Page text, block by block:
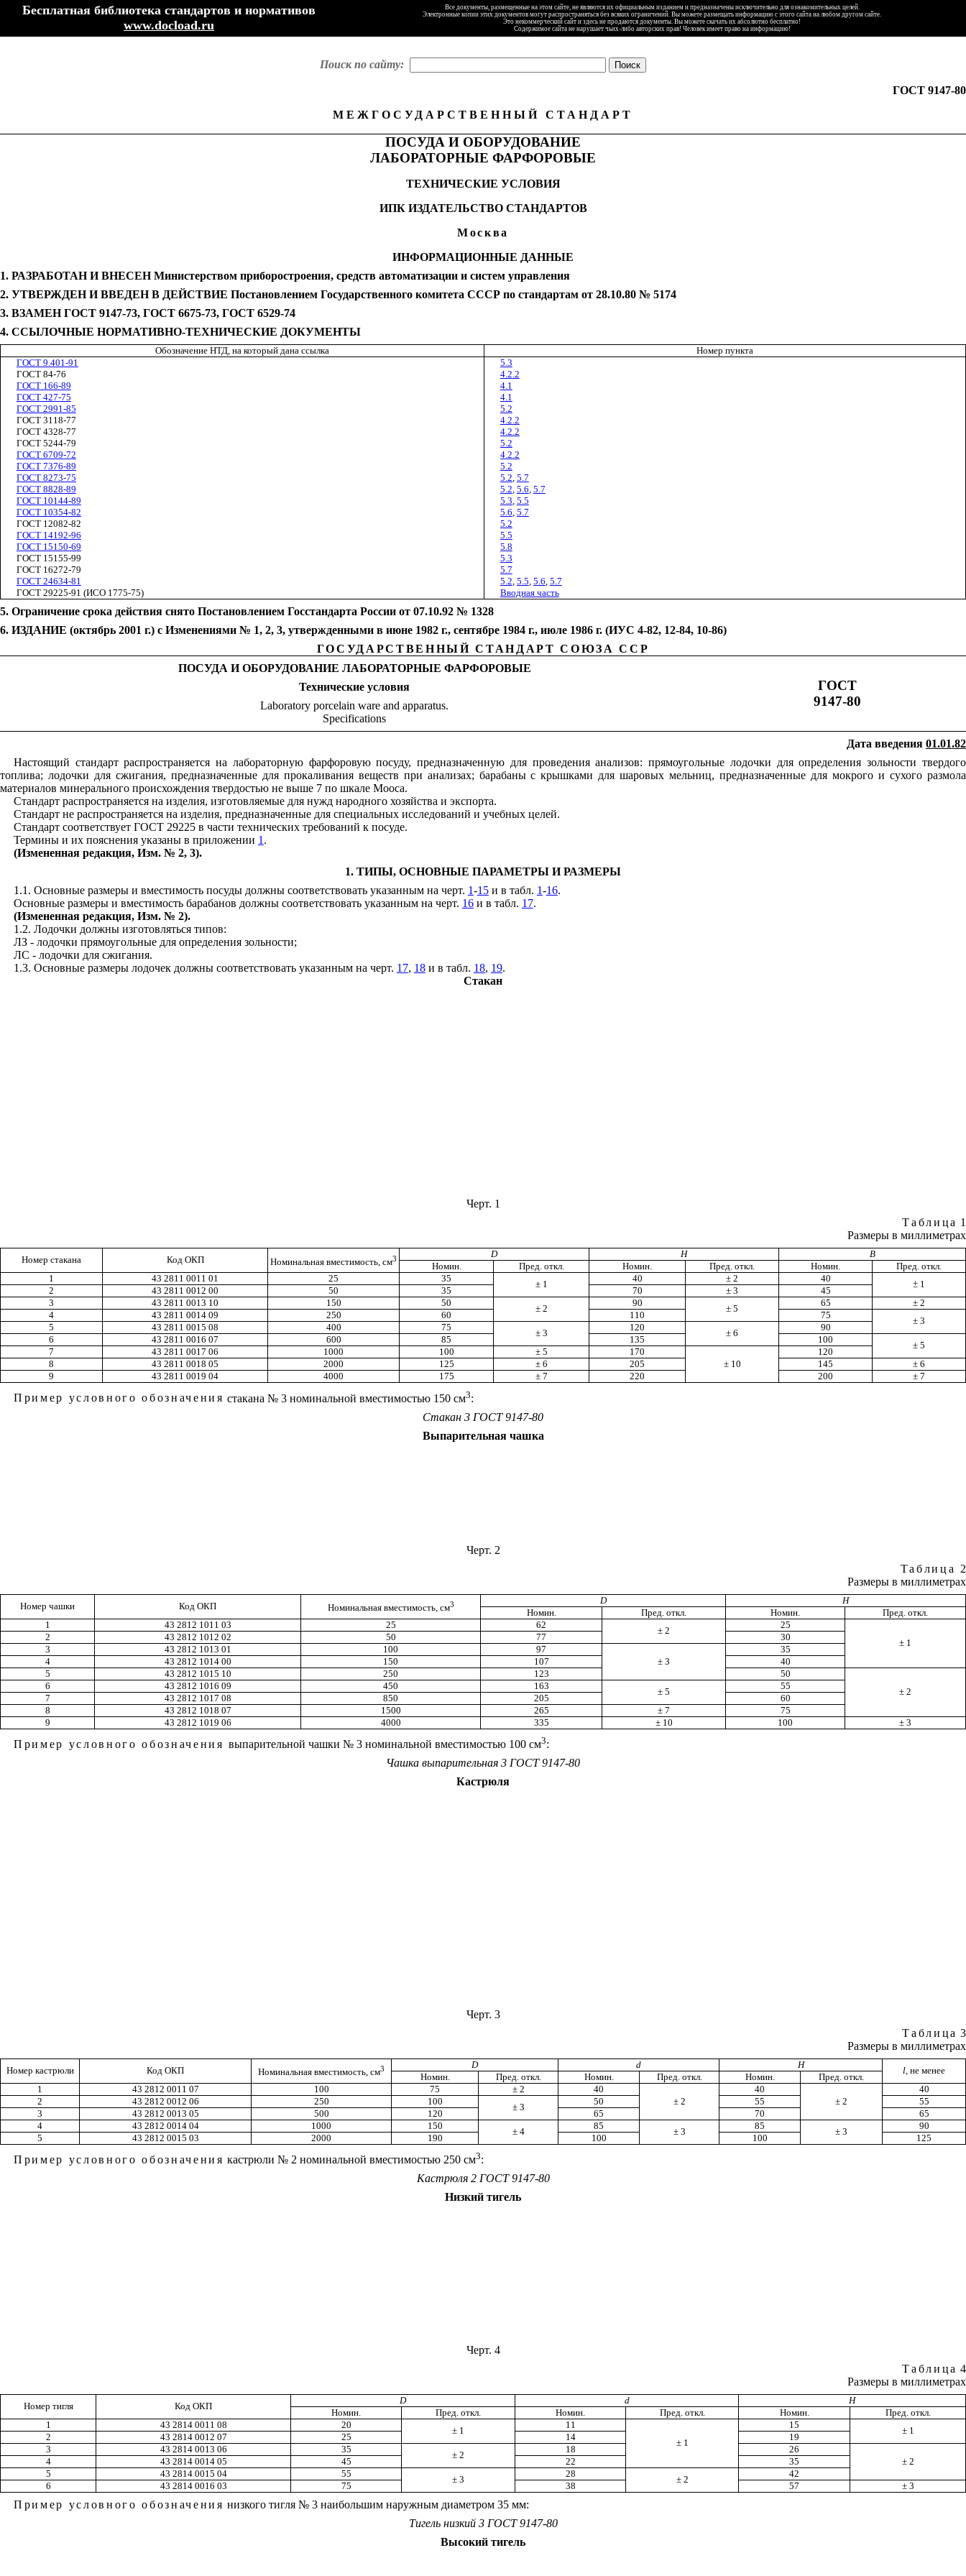
Бесплатная библиотека стандартов и нормативов
www.docload.ru
Все документы, размещенные на этом сайте, не являются их официальным изданием и предназначены исключительно для ознакомительных целей.
Электронные копии этих документов могут распространяться без всяких ограничений. Вы можете размещать информацию с этого сайта на любом другом сайте.
Это некоммерческий сайт и здесь не продаются документы. Вы можете скачать их абсолютно бесплатно!
Содержимое сайта не нарушает чьих-либо авторских прав! Человек имеет право на информацию!
Поиск по сайту:
ГОСТ 9147-80
МЕЖГОСУДАРСТВЕННЫЙ СТАНДАРТ
ПОСУДА И ОБОРУДОВАНИЕ
ЛАБОРАТОРНЫЕ ФАРФОРОВЫЕ
ТЕХНИЧЕСКИЕ УСЛОВИЯ
ИПК ИЗДАТЕЛЬСТВО СТАНДАРТОВ
Москва
ИНФОРМАЦИОННЫЕ ДАННЫЕ
1. РАЗРАБОТАН И ВНЕСЕН Министерством приборостроения, средств автоматизации и систем управления
2. УТВЕРЖДЕН И ВВЕДЕН В ДЕЙСТВИЕ Постановлением Государственного комитета СССР по стандартам от 28.10.80 № 5174
3. ВЗАМЕН ГОСТ 9147-73, ГОСТ 6675-73, ГОСТ 6529-74
4. ССЫЛОЧНЫЕ НОРМАТИВНО-ТЕХНИЧЕСКИЕ ДОКУМЕНТЫ
Обозначение НТД, на который дана ссылка
Номер пункта
ГОСТ 9.401-91
5.3
ГОСТ 84-76
4.2.2
ГОСТ 166-89
4.1
ГОСТ 427-75
4.1
ГОСТ 2991-85
5.2
ГОСТ 3118-77
4.2.2
ГОСТ 4328-77
4.2.2
ГОСТ 5244-79
5.2
ГОСТ 6709-72
4.2.2
ГОСТ 7376-89
5.2
ГОСТ 8273-75
5.2, 5.7
ГОСТ 8828-89
5.2, 5.6, 5.7
ГОСТ 10144-89
5.3, 5.5
ГОСТ 10354-82
5.6, 5.7
ГОСТ 12082-82
5.2
ГОСТ 14192-96
5.5
ГОСТ 15150-69
5.8
ГОСТ 15155-99
5.3
ГОСТ 16272-79
5.7
ГОСТ 24634-81
5.2, 5.5, 5.6, 5.7
ГОСТ 29225-91 (ИСО 1775-75)
Вводная часть
5. Ограничение срока действия снято Постановлением Госстандарта России от 07.10.92 № 1328
6. ИЗДАНИЕ (октябрь 2001 г.) с Изменениями № 1, 2, 3, утвержденными в июне 1982 г., сентябре 1984 г., июле 1986 г. (ИУС 4-82, 12-84, 10-86)
ГОСУДАРСТВЕННЫЙ СТАНДАРТ СОЮЗА ССР
ПОСУДА И ОБОРУДОВАНИЕ ЛАБОРАТОРНЫЕ ФАРФОРОВЫЕ
Технические условия
Laboratory porcelain ware and apparatus.
Specifications
ГОСТ
9147-80
Дата введения 01.01.82
Настоящий стандарт распространяется на лабораторную фарфоровую посуду, предназначенную для проведения анализов: прямоугольные лодочки для определения зольности твердого
топлива; лодочки для сжигания, предназначенные для прокаливания веществ при анализах; барабаны с крышками для шаровых мельниц, предназначенные для мокрого и сухого размола
материалов минерального происхождения твердостью не выше 7 по шкале Мооса.
Стандарт распространяется на изделия, изготовляемые для нужд народного хозяйства и экспорта.
Стандарт не распространяется на изделия, предназначенные для специальных исследований и учебных целей.
Стандарт соответствует ГОСТ 29225 в части технических требований к посуде.
Термины и их пояснения указаны в приложении 1 .
(Измененная редакция, Изм. № 2, 3).
1. ТИПЫ, ОСНОВНЫЕ ПАРАМЕТРЫ И РАЗМЕРЫ
1.1. Основные размеры и вместимость посуды должны соответствовать указанным на черт. 1-15и в табл. 1-16.
Основные размеры и вместимость барабанов должны соответствовать указанным на черт. 16и в табл. 17.
(Измененная редакция, Изм. № 2).
1.2. Лодочки должны изготовляться типов:
ЛЗ - лодочки прямоугольные для определения зольности;
ЛС - лодочки для сжигания.
1.3. Основные размеры лодочек должны соответствовать указанным на черт. 17, 18и в табл. 18, 19.
Стакан
Черт. 1
Таблица 1
Размеры в миллиметрах
Номер стакана Код ОКП Номинальная вместимость, см3 D Н
В
Номин.
Пред. откл. Номин. Пред. откл. Номин.
Пред. откл.
1
43 2811 0011 01 25 35
± 1
40 ± 2 40
± 1
2 43 2811 0012 00 50 35 70 ± 3
45
3
43 2811 0013 10 150 50
± 2
90
± 5
65
± 2
4
43 2811 0014 09 250 60 110 75
± 3
5 43 2811 0015 08 400 75
± 3
120
± 6
90
6
43 2811 0016 07 600 85 135 100
± 5
7 43 2811 0017 06 1000 100 ± 5
170
± 10
120
8
43 2811 0018 05 2000 125 ± 6 205 145
± 6
9
43 2811 0019 04 4000 175 ± 7 220 200 ± 7
Пример условного обозначения стакана № 3 номинальной вместимостью 150 см3:
Стакан 3 ГОСТ 9147-80
Выпарительная чашка
Черт. 2
Таблица 2
Размеры в миллиметрах
Номер чашки Код ОКП Номинальная вместимость, см3 D
Н
Номин.
Пред. откл. Номин.
Пред. откл.
1
43 2812 1011 03 25 62
± 2
25
± 1
2 43 2812 1012 02 50 77
30
3
43 2812 1013 01 100
97
± 3
35
4
43 2812 1014 00 150 107
40
5
43 2812 1015 10 250 123
50
± 2
6 43 2812 1016 09 450 163
± 5
55
7
43 2812 1017 08 850 205
60
8
43 2812 1018 07 1500 265 ± 7
75
9
43 2812 1019 06 4000 335 ± 10 100 ± 3
Пример условного обозначениявыпарительной чашки № 3 номинальной вместимостью 100 см3:
Чашка выпарительная 3 ГОСТ 9147-80
Кастрюля
Черт. 3
Таблица 3
Размеры в миллиметрах
Номер кастрюли Код ОКП Номинальная вместимость, см3 D d H
l , не менее
Номин. Пред. откл. Номин. Пред. откл. Номин.
Пред. откл.
1
43 2812 0011 07 100 75 ± 2
40
± 2
40
± 2
40
2
43 2812 0012 06 250 100
± 3
50 55
55
3
43 2812 0013 05 500 120 65 70
65
4
43 2812 0014 04 1000 150
± 4
85
± 3
85
± 3
90
5
43 2812 0015 03 2000 190 100 100 125
Пример условного обозначения кастрюли № 2 номинальной вместимостью 250 см3:
Кастрюля 2 ГОСТ 9147-80
Низкий тигель
Черт. 4
Таблица 4
Размеры в миллиметрах
Номер тигля Код ОКП
D d
H
Номин.
Пред. откл. Номин. Пред. откл. Номин.
Пред. откл.
1
43 2814 0011 08 20
± 1
11
± 1
15
± 1
2 43 2814 0012 07 25 14
19
3
43 2814 0013 06 35
± 2
18
26
± 2
4 43 2814 0014 05 45 22
35
5
43 2814 0015 04 55
± 3
28
± 2
42
6
43 2814 0016 03 75 38 57 ± 3
Пример условного обозначения низкого тигля № 3 наибольшим наружным диаметром 35 мм:
Тигель низкий 3 ГОСТ 9147-80
Высокий тигель